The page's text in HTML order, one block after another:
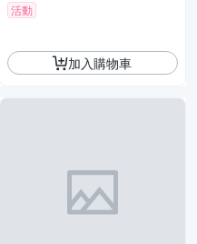
活動
加入購物車